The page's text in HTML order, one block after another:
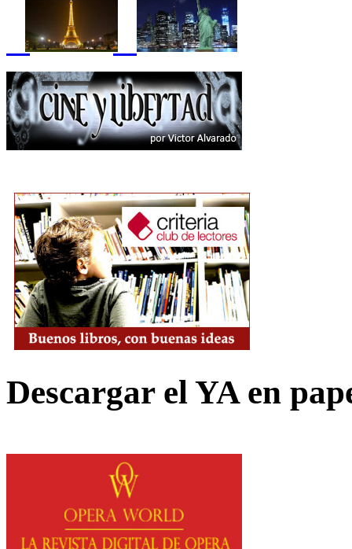
Descargar el YA en